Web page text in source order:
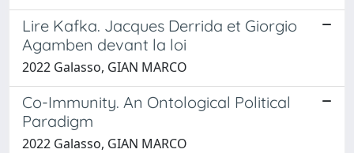
Lire Kafka. Jacques Derrida et Giorgio
Agamben devant la loi
2022 Galasso, GIAN MARCO
Co-Immunity. An Ontological Political
Paradigm
2022 Galasso, GIAN MARCO